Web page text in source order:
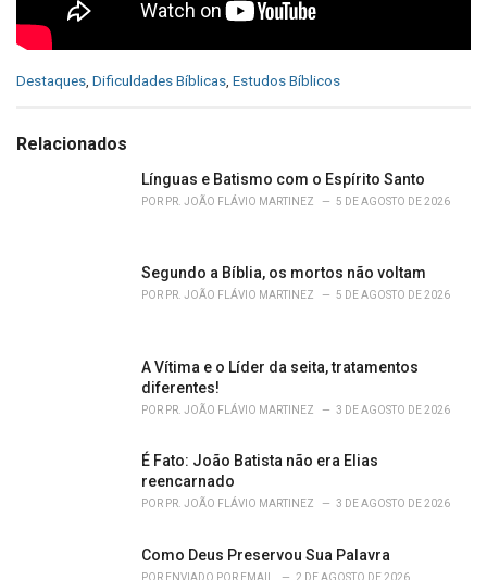
C
e
Destaques, Dificuldades Bíblicas, Estudos Bíblicos
Relacionados
Línguas e Batismo com o Espírito Santo
POR PR. JOÃO FLÁVIO MARTINEZ 5 DE AGOSTO DE 2026
Segundo a Bíblia, os mortos não voltam
POR PR. JOÃO FLÁVIO MARTINEZ 5 DE AGOSTO DE 2026
A Vítima e o Líder da seita, tratamentos
diferentes!
POR PR. JOÃO FLÁVIO MARTINEZ 3 DE AGOSTO DE 2026
É Fato: João Batista não era Elias
reencarnado
POR PR. JOÃO FLÁVIO MARTINEZ 3 DE AGOSTO DE 2026
Como Deus Preservou Sua Palavra
POR ENVIADO POR EMAIL 2 DE AGOSTO DE 2026